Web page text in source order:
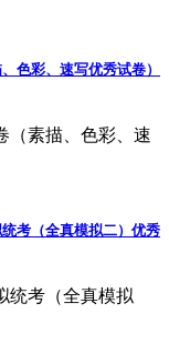
色彩、速写优秀试卷）
（素描、色彩、速
考（全真模拟二）优秀
统考（全真模拟